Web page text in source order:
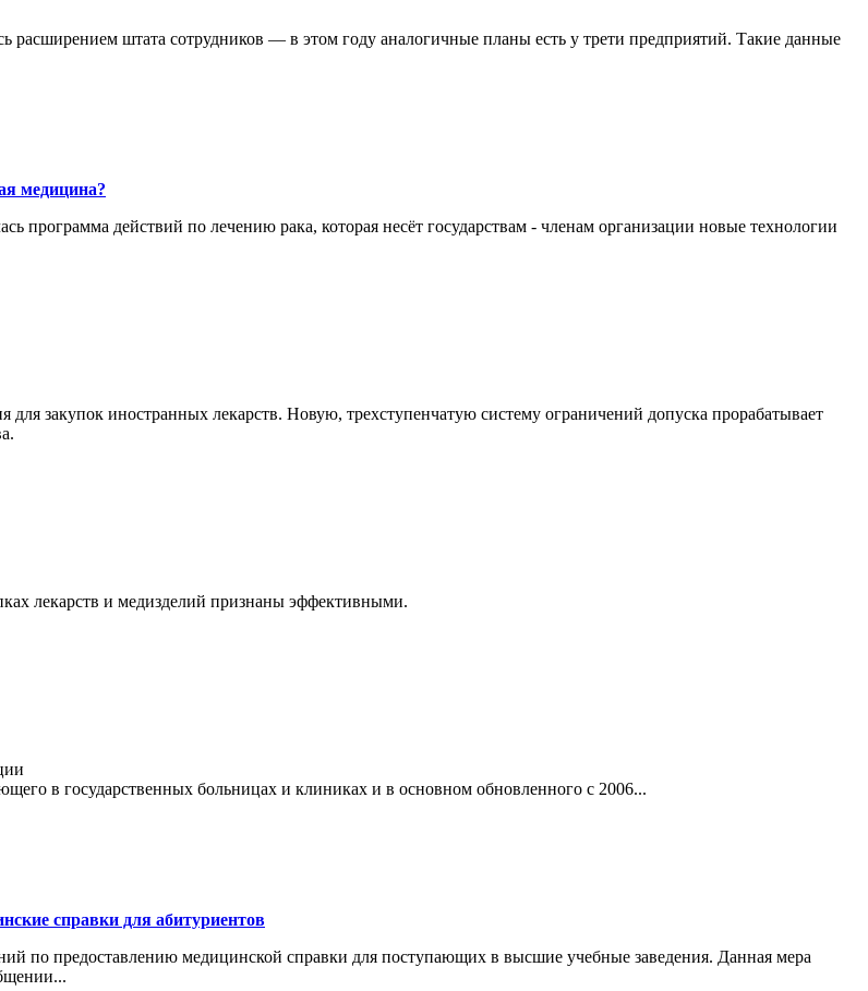
расширением штата сотрудников — в этом году аналогичные планы есть у трети предприятий. Такие данные
медицина?
действий по лечению рака, которая несёт государствам - членам организации новые технологии
закупок иностранных лекарств. Новую, трехступенчатую систему ограничений допуска прорабатывает
лекарств и медизделий признаны эффективными.
в государственных больницах и клиниках и в основном обновленного с 2006...
справки для абитуриентов
по предоставлению медицинской справки для поступающих в высшие учебные заведения. Данная мера